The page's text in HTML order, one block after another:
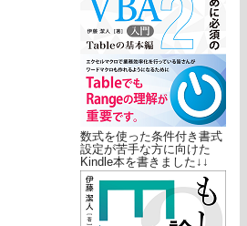
数式を使った条件付き書式
設定が苦手な方に向けた
Kindle本を書きました↓↓